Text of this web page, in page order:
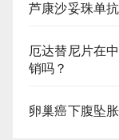
芦康沙妥珠单
厄达替尼片在
销吗？
卵巢癌下腹坠